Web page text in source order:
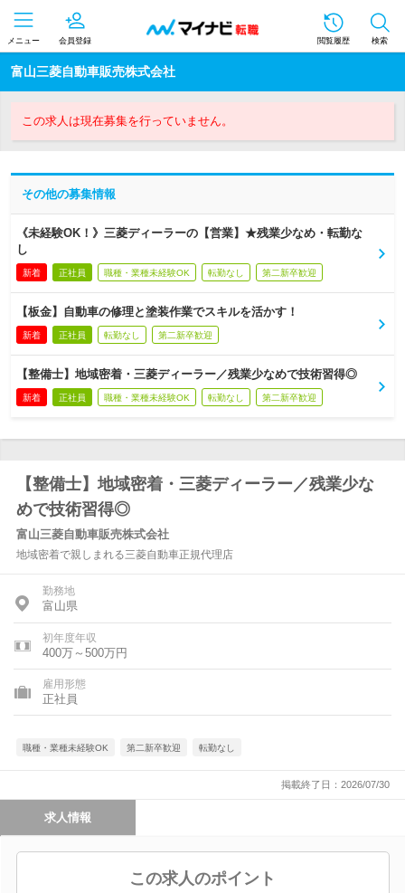
メニュー 会員登録 閲覧履歴 検索
富山三菱自動車販売株式会社
この求人は現在募集を行っていません。
その他の募集情報
《未経験OK！》三菱ディーラーの【営業】★残業少なめ・転勤な
し
新着 正社員 職種・業種未経験OK 転勤なし 第二新卒歓迎
【板金】自動車の修理と塗装作業でスキルを活かす！
新着 正社員 転勤なし 第二新卒歓迎
【整備士】地域密着・三菱ディーラー／残業少なめで技術習得◎
新着 正社員 職種・業種未経験OK 転勤なし 第二新卒歓迎
【整備士】地域密着・三菱ディーラー／残業少な
めで技術習得◎
富山三菱自動車販売株式会社
地域密着で親しまれる三菱自動車正規代理店
勤務地
富山県
初年度年収
400万～500万円
雇用形態
正社員
職種・業種未経験OK 第二新卒歓迎 転勤なし
掲載終了日：2026/07/30
求人情報
この求人のポイント